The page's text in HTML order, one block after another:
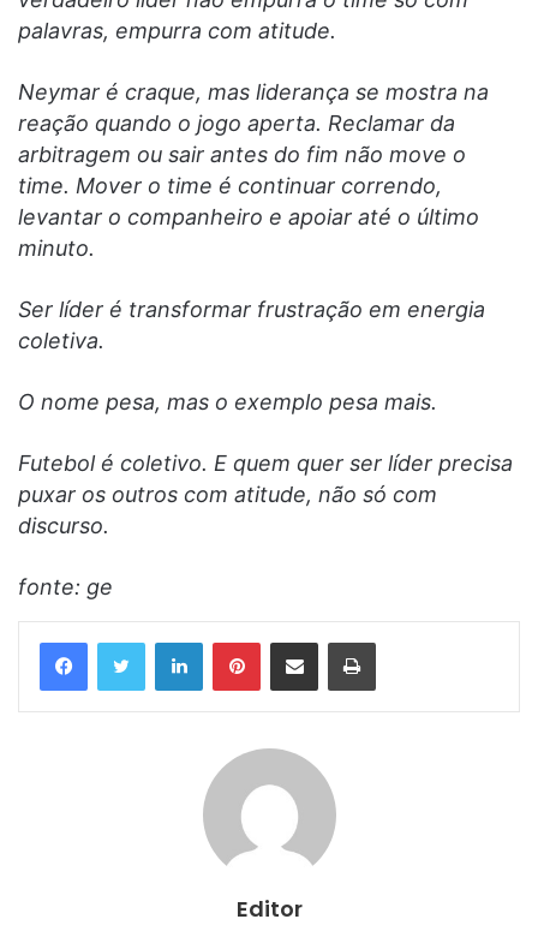
palavras, empurra com atitude.
Neymar é craque, mas liderança se mostra na
reação quando o jogo aperta. Reclamar da
arbitragem ou sair antes do fim não move o
time. Mover o time é continuar correndo,
levantar o companheiro e apoiar até o último
minuto.
Ser líder é transformar frustração em energia
coletiva.
O nome pesa, mas o exemplo pesa mais.
Futebol é coletivo. E quem quer ser líder precisa
puxar os outros com atitude, não só com
discurso.
fonte: ge
LinkedinPinterestCompartilhar via e-mail Imprimir
Editor